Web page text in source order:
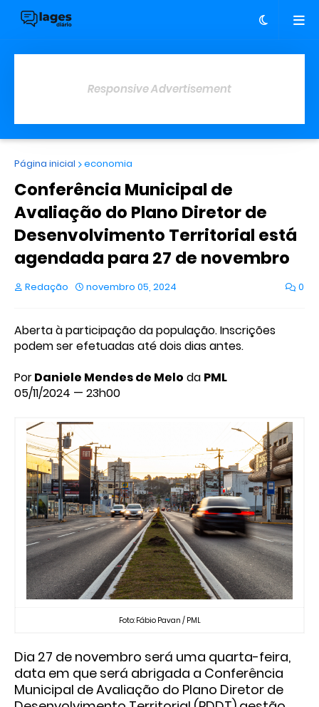
Responsive Advertisement
Página inicial economia
Conferência Municipal de
Avaliação do Plano Diretor de
Desenvolvimento Territorial está
agendada para 27 de novembro
Redação novembro 05, 2024 0
Aberta à participação da população. Inscrições
podem ser efetuadas até dois dias antes.
PorDaniele Mendes de Melo da PML
05/11/2024 — 23h00
Foto: Fábio Pavan / PML
Dia 27 de novembro será uma quarta-feira,
data em que será abrigada a Conferência
Municipal de Avaliação do Plano Diretor de